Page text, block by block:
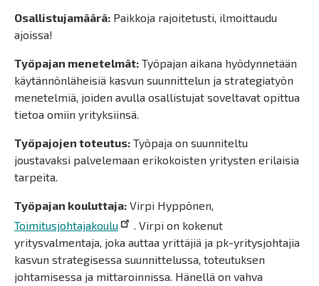
Osallistujamäärä: Paikkoja rajoitetusti, ilmoittaudu
ajoissa!
Työpajan menetelmät: Työpajan aikana hyödynnetään
käytännönläheisiä kasvun suunnittelun ja strategiatyön
menetelmiä, joiden avulla osallistujat soveltavat opittua
tietoa omiin yrityksiinsä.
Työpajojen toteutus: Työpaja on suunniteltu
joustavaksi palvelemaan erikokoisten yritysten erilaisia
tarpeita.
Työpajan kouluttaja: Virpi Hyppönen,
Toimitusjohtajakoulu
. Virpi on kokenut
yritysvalmentaja, joka auttaa yrittäjiä ja pk-yritysjohtajia
kasvun strategisessa suunnittelussa, toteutuksen
johtamisessa ja mittaroinnissa. Hänellä on vahva